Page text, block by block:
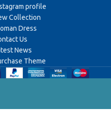
profile
Collection
Dress
Us
News
Theme